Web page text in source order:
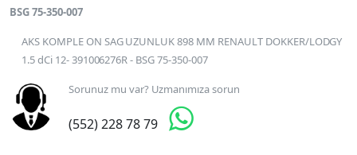
BSG 75-350-007
AKS KOMPLE ON SAG UZUNLUK 898 MM RENAULT DOKKER/LODGY
1.5 dCi 12- 391006276R - BSG 75-350-007
Sorunuz mu var? Uzmanımıza sorun
(552) 228 78 79 